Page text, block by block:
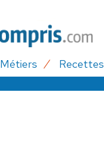
Métiers Recettes